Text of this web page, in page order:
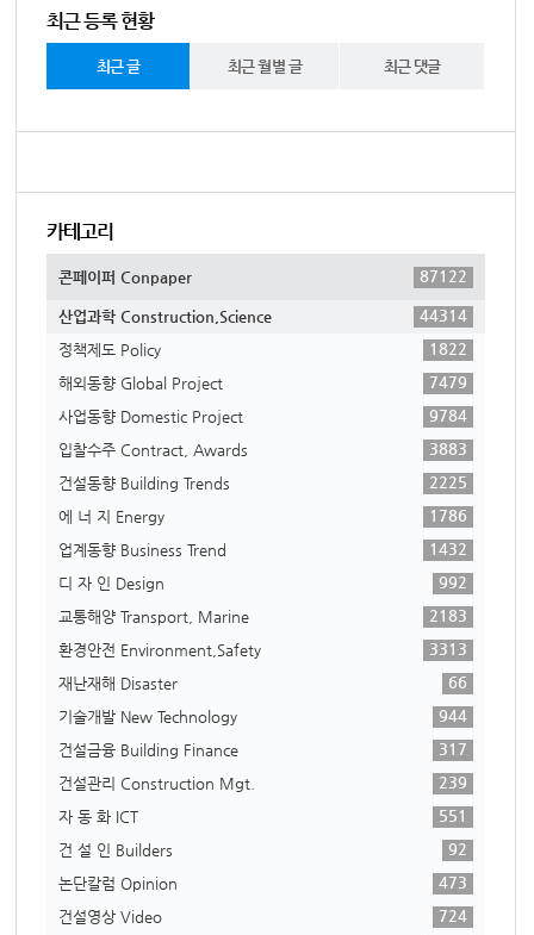
최근 등록 현황
최근 글 최근 월별 글 최근 댓글
카테고리
콘페이퍼 Conpaper 87122
산업과학 Construction,Science
44314
정책제도 Policy
1822
해외동향 Global Project
7479
사업동향 Domestic Project
9784
입찰수주 Contract, Awards
3883
건설동향 Building Trends
2225
에 너 지 Energy
1786
업계동향 Business Trend
1432
디 자 인 Design
992
교통해양 Transport, Marine
2183
환경안전 Environment,Safety
3313
재난재해 Disaster
66
기술개발 New Technology
944
건설금융 Building Finance
317
건설관리 Construction Mgt.
239
자 동 화 ICT
551
건 설 인 Builders
92
논단칼럼 Opinion
473
건설영상 Video
724